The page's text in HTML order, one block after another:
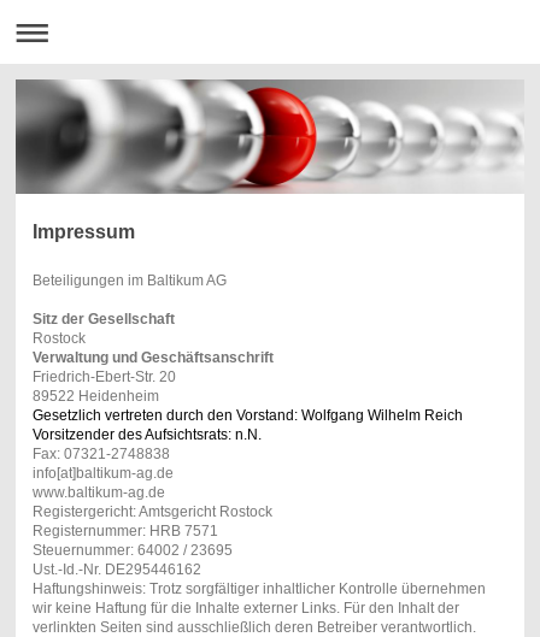
Impressum
Beteiligungen im Baltikum AG
Sitz der Gesellschaft
Rostock
Verwaltung und Geschäftsanschrift
Friedrich-Ebert-Str. 20
89522 Heidenheim
Gesetzlich vertreten durch den Vorstand: Wolfgang Wilhelm Reich
Vorsitzender des Aufsichtsrats: n.N.
Fax: 07321-2748838
info[at]baltikum-ag.de
www.baltikum-ag.de
Registergericht: Amtsgericht Rostock
Registernummer: HRB 7571
Steuernummer: 64002 / 23695
Ust.-Id.-Nr. DE295446162
Haftungshinweis: Trotz sorgfältiger inhaltlicher Kontrolle übernehmen
wir keine Haftung für die Inhalte externer Links. Für den Inhalt der
verlinkten Seiten sind ausschließlich deren Betreiber verantwortlich.